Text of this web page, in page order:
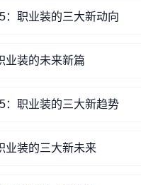
：职业装的三大新动向
业装的未来新篇
：职业装的三大新趋势
业装的三大新未来